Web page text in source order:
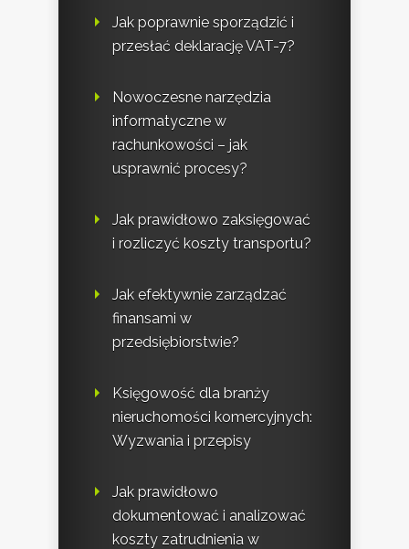
Jak poprawnie sporządzić i
przesłać deklarację VAT-7?
Nowoczesne narzędzia
informatyczne w
rachunkowości – jak
usprawnić procesy?
Jak prawidłowo zaksięgować
i rozliczyć koszty transportu?
Jak efektywnie zarządzać
finansami w
przedsiębiorstwie?
Księgowość dla branży
nieruchomości komercyjnych:
Wyzwania i przepisy
Jak prawidłowo
dokumentować i analizować
koszty zatrudnienia w